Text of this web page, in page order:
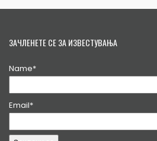
ЗАЧЛЕНЕТЕ СЕ ЗА ИЗВЕСТУВАЊА
Name*
Email*